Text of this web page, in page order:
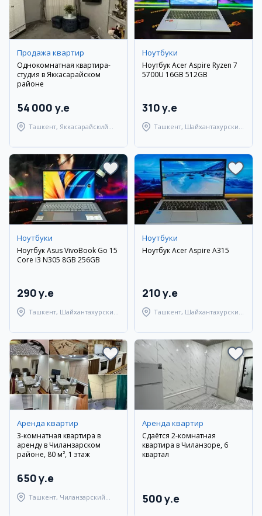
Продажа квартир
Однокомнатная квартира-
студия в Яккасарайском
районе
54 000 y.e
Ташкент, Яккасарайский
Ноутбуки
Ноутбук Acer Aspire Ryzen 7
5700U 16GB 512GB
310 y.e
Ташкент, Шайхантахурский
Ноутбуки
Ноутбук Asus VivoBook Go 15
Core i3 N305 8GB 256GB
290 y.e
Ташкент, Шайхантахурский
Ноутбуки
Ноутбук Acer Aspire A315
210 y.e
Ташкент, Шайхантахурский
Аренда квартир
3-комнатная квартира в
аренду в Чиланзарском
районе, 80 м², 1 этаж
650 y.e
Ташкент, Чиланзарский
Аренда квартир
Сдаётся 2-комнатная
квартира в Чиланзоре, 6
квартал
500 y.e